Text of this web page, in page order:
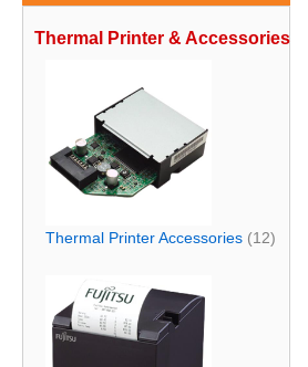
Thermal Printer & Accessories
Thermal Printer Accessories (12)